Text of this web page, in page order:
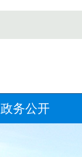
政务公开